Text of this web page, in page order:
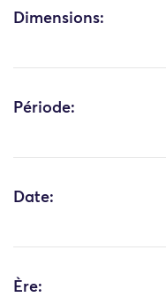
Dimensions:
Période:
Date:
Ère: